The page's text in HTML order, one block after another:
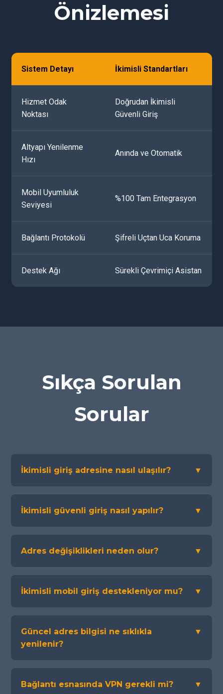
Önizlemesi
Sistem Detayı İkimisli Standartları
Hizmet Odak
Noktası
Doğrudan İkimisli
Güvenli Giriş
Altyapı Yenilenme
Hızı
Anında ve Otomatik
Mobil Uyumluluk
Seviyesi
%100 Tam Entegrasyon
Bağlantı Protokolü Şifreli Uçtan Uca Koruma
Destek Ağı Sürekli Çevrimiçi Asistan
Sıkça Sorulan
Sorular
İkimisli giriş adresine nasıl ulaşılır? ▼
İkimisli güvenli giriş nasıl yapılır? ▼
Adres değişiklikleri neden olur? ▼
İkimisli mobil giriş destekleniyor mu? ▼
Güncel adres bilgisi ne sıklıkla
yenilenir?
▼
Bağlantı esnasında VPN gerekli mi? ▼